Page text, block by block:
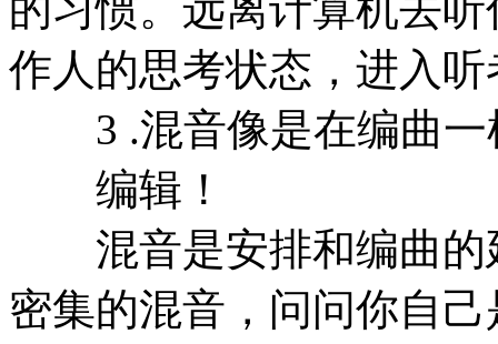
作人的思考状态，进入
3 .混音像是在编曲一
编辑！
混音是安排和编曲的
密集的混音，问问你自